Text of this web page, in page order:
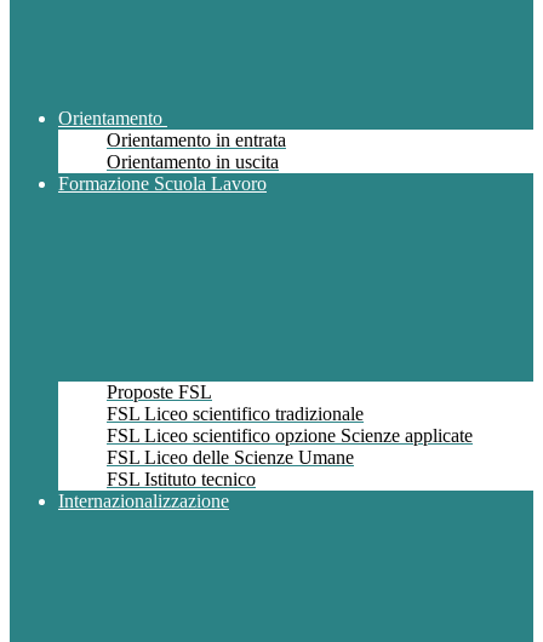
Orientamento
Orientamento in entrata
Orientamento in uscita
Formazione Scuola Lavoro
Proposte FSL
FSL Liceo scientifico tradizionale
FSL Liceo scientifico opzione Scienze applicate
FSL Liceo delle Scienze Umane
FSL Istituto tecnico
Internazionalizzazione